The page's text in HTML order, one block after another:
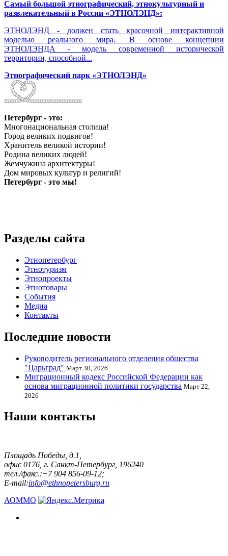
Самый большой этнографический, этнокультурный и
развлекательный в России «ЭТНОЛЭНД»:
ЭТНОЛЭНД - должен стать красочной интерактивной
моделью реального мира. В основе концепции
ЭТНОЛЭНДА - модель современной исторической
территории, способной...
Этнографический парк «ЭТНОЛЭНД»
Петербург - это:
Многонациональная столица!
Город великих подвигов!
Хранитель великой истории!
Родина великих людей!
Жемчужина архитектуры!
Дом мировых культур и религий!
Петербург - это мы!
Разделы сайта
Этнопетербург
Этнотуризм
Этнопроекты
Этнотовары
События
Медиа
Контакты
Последние новости
Руководитель регионального отделения общества
"Царьград" Март 30, 2026
Миграционный кодекс Российской Федерации как
основа миграционной политики государства Март 22,
2026
Наши контакты
Площадь Победы, д.1,
офис 0176, г. Санкт-Петербург, 196240
тел./факс.:+7 904 856-09-12;
E-mail:info@ethnopetersburg.ru
АОММО